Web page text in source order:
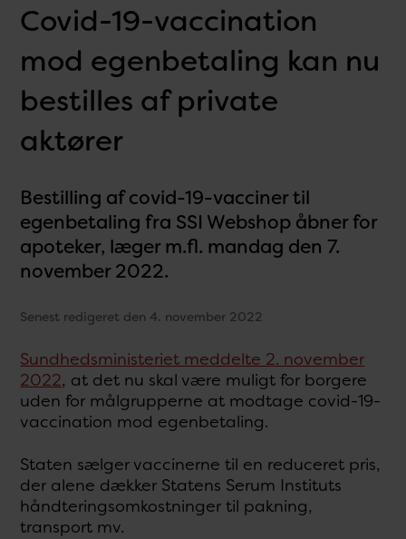
Covid-19-vaccination
mod egenbetaling kan nu
bestilles af private
aktører
Bestilling af covid-19-vacciner til
egenbetaling fra SSI Webshop åbner for
apoteker, læger m.fl. mandag den 7.
november 2022.
Senest redigeret den 4. november 2022
Sundhedsministeriet meddelte 2. november
2022, at det nu skal være muligt for borgere
uden for målgrupperne at modtage covid-19-
vaccination mod egenbetaling.
Staten sælger vaccinerne til en reduceret pris,
der alene dækker Statens Serum Instituts
håndteringsomkostninger til pakning,
transport mv.